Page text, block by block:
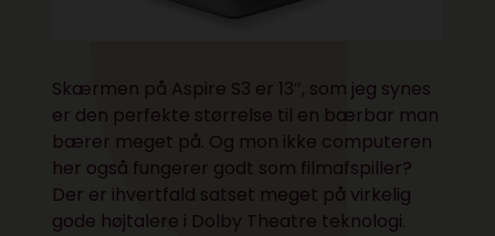
Skærmen på Aspire S3 er 13″, som jeg synes
er den perfekte størrelse til en bærbar man
bærer meget på. Og mon ikke computeren
her også fungerer godt som filmafspiller?
Der er ihvertfald satset meget på virkelig
gode højtalere i Dolby Theatre teknologi.